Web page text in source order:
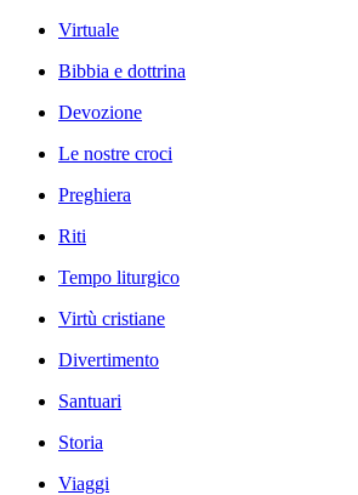
Virtuale
Bibbia e dottrina
Devozione
Le nostre croci
Preghiera
Riti
Tempo liturgico
Virtù cristiane
Divertimento
Santuari
Storia
Viaggi